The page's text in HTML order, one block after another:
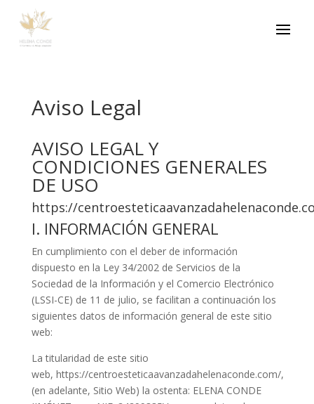
Aviso Legal
AVISO LEGAL Y
CONDICIONES GENERALES
DE USO
https://
I. INFORMACIÓN GENERAL
En cumplimiento con el deber de información
dispuesto en la Ley 34/2002 de Servicios de la
Sociedad de la Información y el Comercio Electrónico
(LSSI-CE) de 11 de julio, se facilitan a continuación los
siguientes datos de información general de este sitio
web:
La titularidad de este sitio
web, https://centroesteticaavanzadahelenaconde.com/,
(en adelante, Sitio Web) la ostenta: ELENA CONDE